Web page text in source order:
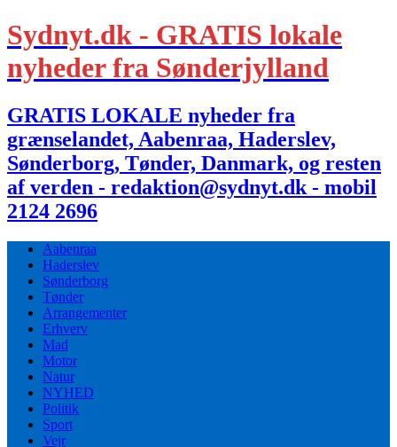
Sydnyt.dk - GRATIS lokale
nyheder fra Sønderjylland
GRATIS LOKALE nyheder fra
grænselandet, Aabenraa, Haderslev,
Sønderborg, Tønder, Danmark, og resten
af verden - redaktion@sydnyt.dk - mobil
2124 2696
Aabenraa
Haderslev
Sønderborg
Tønder
Arrangementer
Erhverv
Mad
Motor
Natur
NYHED
Politik
Sport
Vejr